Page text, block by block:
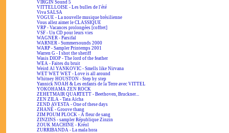
VIRGIN Sound 5
VITTELLOISE - Les bulles de l'été
Viva SALSA
VOGUE - La nouvelle musique brésilienne
Vous allez aimer le CLASSIQUE
VRP - Vacances prolongées [coffret]
VSF - Un CD pour leurs vies
WAGNER - Parsifal
WARNER - Summersounds 2000
WARP - Sampler Printemps 2001
Warren G - I shot the sheriff
Wasis DIOP - The lord of the feather
WEA - Faites du bruit
Weird Al YANKOVIC - Smells like Nirvana
WET WET WET - Love is all around
Whitney HOUSTON - Step by step
Yannick NOAH & Les enfants de la Terre avec VITTEL
YOKOHAMA ZEN ROCK
ZEHETMAIR QUARTETT - Beethoven, Bruckner...
ZEN ZILA - Tata Aïcha
ZEND AVESTA - One of these days
ZHANÉ - Groove thang
ZIM POUM PLOCK - A fleur de sang
ZINZINS - sampler République Zinzin
ZOUK MACHINE - Kréol
ZURRIBANDA - La mala hora